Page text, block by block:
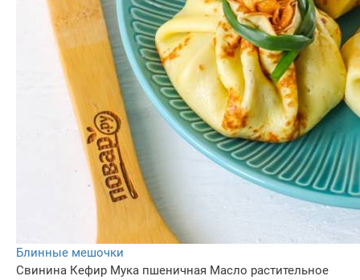
Блинные мешочки
Свинина Кефир Мука пшеничная Масло растительное